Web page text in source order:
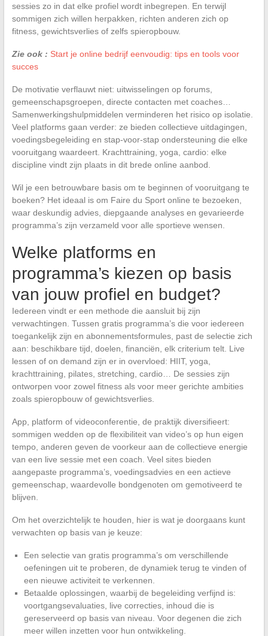
sessies zo in dat elke profiel wordt inbegrepen. En terwijl
sommigen zich willen herpakken, richten anderen zich op
fitness, gewichtsverlies of zelfs spieropbouw.
Zie ook : Start je online bedrijf eenvoudig: tips en tools voor
succes
De motivatie verflauwt niet: uitwisselingen op forums,
gemeenschapsgroepen, directe contacten met coaches…
Samenwerkingshulpmiddelen verminderen het risico op isolatie.
Veel platforms gaan verder: ze bieden collectieve uitdagingen,
voedingsbegeleiding en stap-voor-stap ondersteuning die elke
vooruitgang waardeert. Krachttraining, yoga, cardio: elke
discipline vindt zijn plaats in dit brede online aanbod.
Wil je een betrouwbare basis om te beginnen of vooruitgang te
boeken? Het ideaal is om Faire du Sport online te bezoeken,
waar deskundig advies, diepgaande analyses en gevarieerde
programma’s zijn verzameld voor alle sportieve wensen.
Welke platforms en
programma’s kiezen op basis
van jouw profiel en budget?
Iedereen vindt er een methode die aansluit bij zijn
verwachtingen. Tussen gratis programma’s die voor iedereen
toegankelijk zijn en abonnementsformules, past de selectie zich
aan: beschikbare tijd, doelen, financiën, elk criterium telt. Live
lessen of on demand zijn er in overvloed: HIIT, yoga,
krachttraining, pilates, stretching, cardio… De sessies zijn
ontworpen voor zowel fitness als voor meer gerichte ambities
zoals spieropbouw of gewichtsverlies.
App, platform of videoconferentie, de praktijk diversifieert:
sommigen wedden op de flexibiliteit van video’s op hun eigen
tempo, anderen geven de voorkeur aan de collectieve energie
van een live sessie met een coach. Veel sites bieden
aangepaste programma’s, voedingsadvies en een actieve
gemeenschap, waardevolle bondgenoten om gemotiveerd te
blijven.
Om het overzichtelijk te houden, hier is wat je doorgaans kunt
verwachten op basis van je keuze:
Een selectie van gratis programma’s om verschillende
oefeningen uit te proberen, de dynamiek terug te vinden of
een nieuwe activiteit te verkennen.
Betaalde oplossingen, waarbij de begeleiding verfijnd is:
voortgangsevaluaties, live correcties, inhoud die is
gereserveerd op basis van niveau. Voor degenen die zich
meer willen inzetten voor hun ontwikkeling.